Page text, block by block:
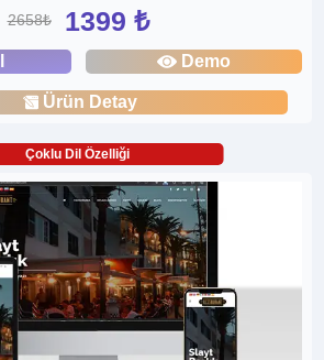
2658₺ 1399 ₺
Demo
Ürün Detay
Çoklu Dil Özelliği